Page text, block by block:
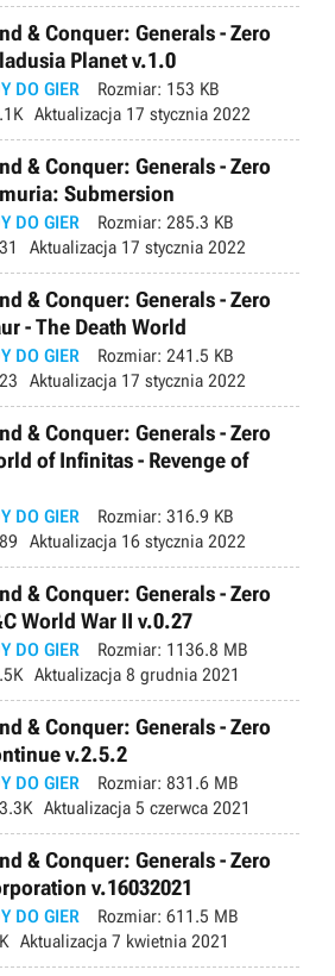
& Conquer: Generals - Zero
Planet v.1.0
DO GIER Rozmiar: 153 KB
Aktualizacja 17 stycznia 2022
& Conquer: Generals - Zero
Submersion
DO GIER Rozmiar: 285.3 KB
Aktualizacja 17 stycznia 2022
& Conquer: Generals - Zero
- The Death World
DO GIER Rozmiar: 241.5 KB
Aktualizacja 17 stycznia 2022
& Conquer: Generals - Zero
of Infinitas - Revenge of
DO GIER Rozmiar: 316.9 KB
Aktualizacja 16 stycznia 2022
& Conquer: Generals - Zero
World War II v.0.27
DO GIER Rozmiar: 1136.8 MB
Aktualizacja 8 grudnia 2021
& Conquer: Generals - Zero
v.2.5.2
DO GIER Rozmiar: 831.6 MB
Aktualizacja 5 czerwca 2021
& Conquer: Generals - Zero
v.16032021
DO GIER Rozmiar: 611.5 MB
Aktualizacja 7 kwietnia 2021